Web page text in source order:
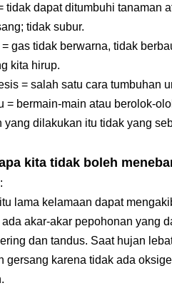
tidak dapat ditumbuhi tanaman
tidak subur.
gas tidak berwarna, tidak
kita hirup.
= salah satu cara tumbuhan
= bermain-main atau berolok-
yang dilakukan itu tidak yang
kita tidak boleh
lama kelamaan dapat
akar-akar pepohonan yang
dan tandus. Saat hujan
gersang karena tidak ada